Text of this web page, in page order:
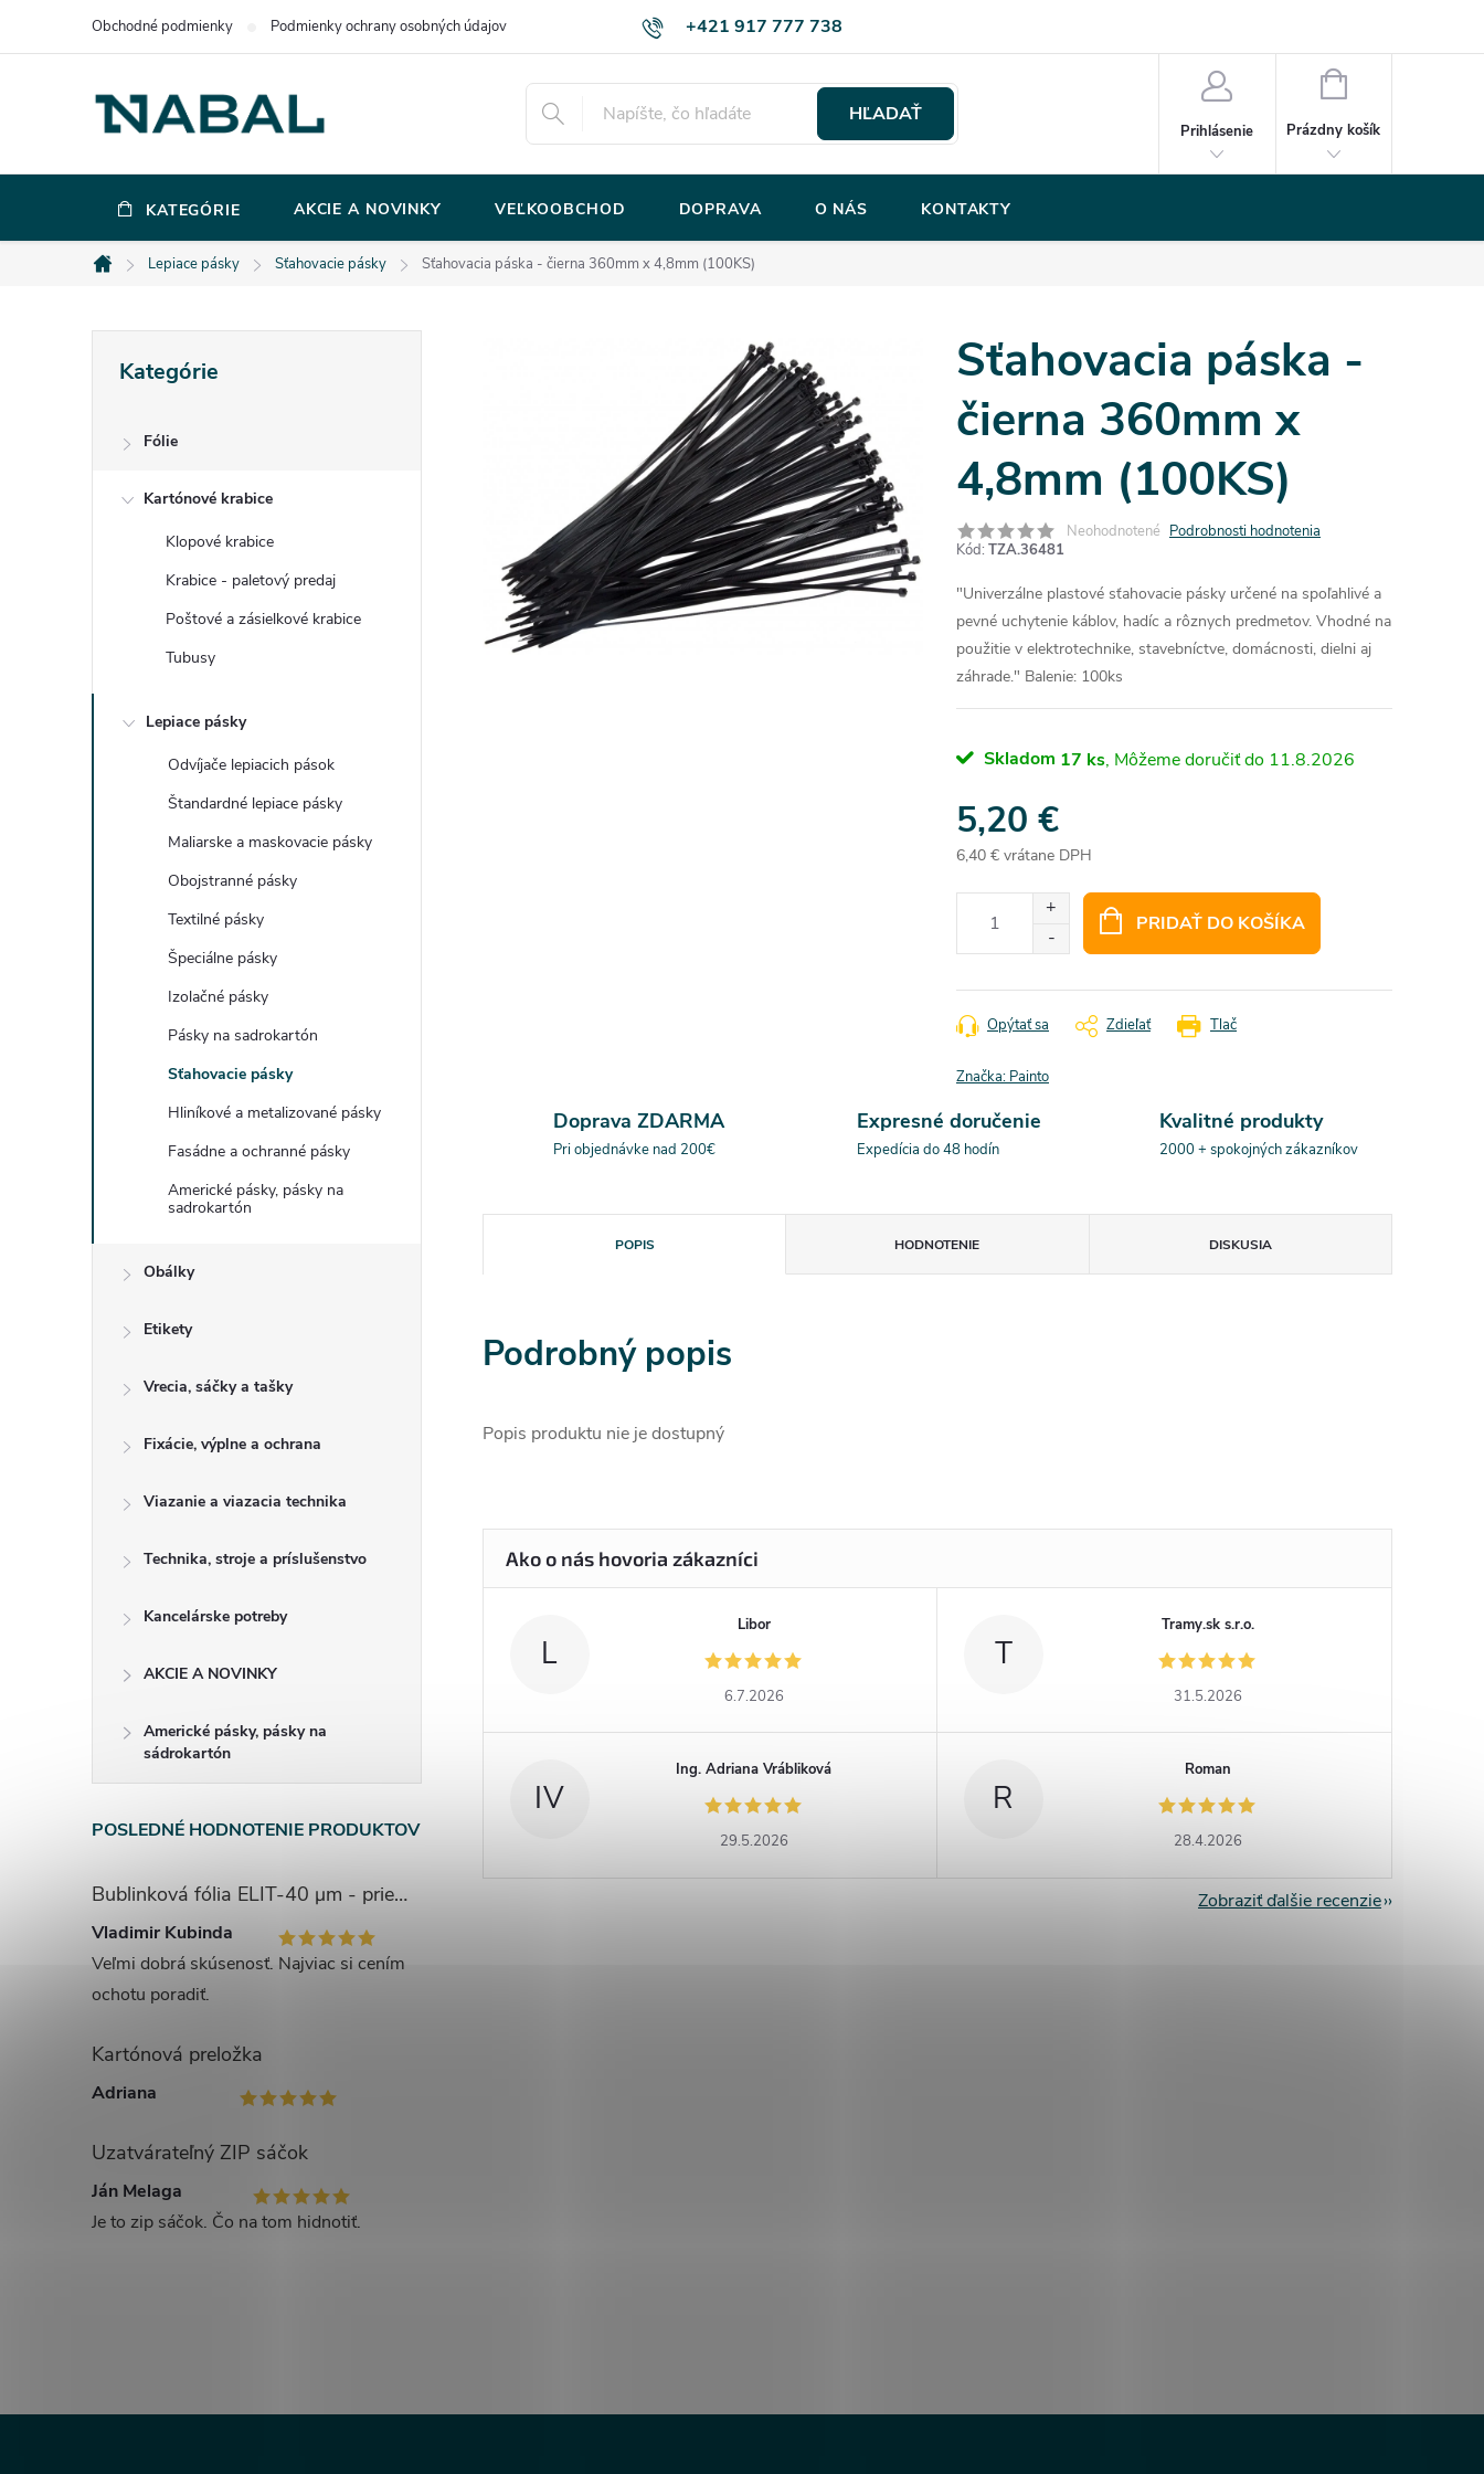
+421 917 777 738
Obchodné podmienky Podmienky ochrany osobných údajov
HĽADAŤ
Prihlásenie
NÁKUPNÝ
Prázdny košík
KATEGÓRIE AKCIE A NOVINKY VEĽKOOBCHOD DOPRAVA O NÁS KONTAKTY
Domov
Lepiace pásky Sťahovacie pásky Sťahovacia páska - čierna 360mm x 4,8mm (100KS)
a
kategórie
Kategórie
Fólie
Kartónové krabice
Klopové krabice
Krabice - paletový predaj
Poštové a zásielkové krabice
Tubusy
Lepiace pásky
Odvíjače lepiacich pások
Štandardné lepiace pásky
Maliarske a maskovacie pásky
Obojstranné pásky
Textilné pásky
Špeciálne pásky
Izolačné pásky
Pásky na sadrokartón
Sťahovacie pásky
Hliníkové a metalizované pásky
Fasádne a ochranné pásky
Americké pásky, pásky na
sadrokartón
Obálky
Etikety
Vrecia, sáčky a tašky
Fixácie, výplne a ochrana
Viazanie a viazacia technika
Technika, stroje a príslušenstvo
Kancelárske potreby
AKCIE A NOVINKY
Americké pásky, pásky na
sádrokartón
POSLEDNÉ HODNOTENIE PRODUKTOV
Bublinková fólia ELIT-40 μm - priemer bubliny 1cm
Vladimir Kubinda
Veľmi dobrá skúsenosť. Najviac si cením
ochotu poradiť.
Kartónová preložka
Adriana
Uzatvárateľný ZIP sáčok
Ján Melaga
Je to zip sáčok. Čo na tom hidnotiť.
Sťahovacia páska -
čierna 360mm x
4,8mm (100KS)
Neohodnotené Podrobnosti hodnotenia
Kód: TZA.36481
"Univerzálne plastové sťahovacie pásky určené na spoľahlivé a
pevné uchytenie káblov, hadíc a rôznych predmetov. Vhodné na
použitie v elektrotechnike, stavebníctve, domácnosti, dielni aj
záhrade." Balenie: 100ks
Skladom 17 ks 11.8.2026
5,20 €
6,40 € vrátane DPH
PRIDAŤ DO KOŠÍKA
Tlač
Opýtať sa Zdieľať
Značka: Painto
Doprava ZDARMA
Pri objednávke nad 200€
Expresné doručenie
Expedícia do 48 hodín
Kvalitné produkty
2000 + spokojných zákazníkov
POPIS HODNOTENIE DISKUSIA
Podrobný popis
Popis produktu nie je dostupný
L
Libor
6.7.2026
T
Tramy.sk s.r.o.
31.5.2026
IV
Ing. Adriana Vrábliková
29.5.2026
R
Roman
28.4.2026
Zobraziť ďalšie recenzie